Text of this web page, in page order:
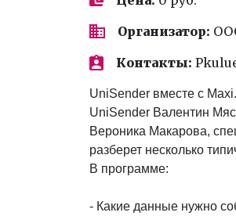
Организатор:
Контакты:
UniSender вместе с
UniSender Валентин
Вероника Макарова,
разберет несколько
В программе:
- Какие данные нужно